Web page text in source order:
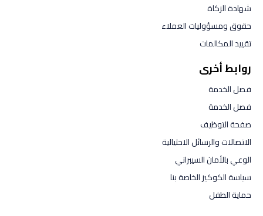
شهادة الزكاة
حقوق ومسؤوليات العملاء
تقييد المكالمات
روابط أخرى
فصل الخدمة
فصل الخدمة
صفحة التوظيف
الاتصالات والرسائل الاحتيالية
الوعي بالأمان السيبراني
سياسة الكوكيز الخاصة بنا
حماية الطفل